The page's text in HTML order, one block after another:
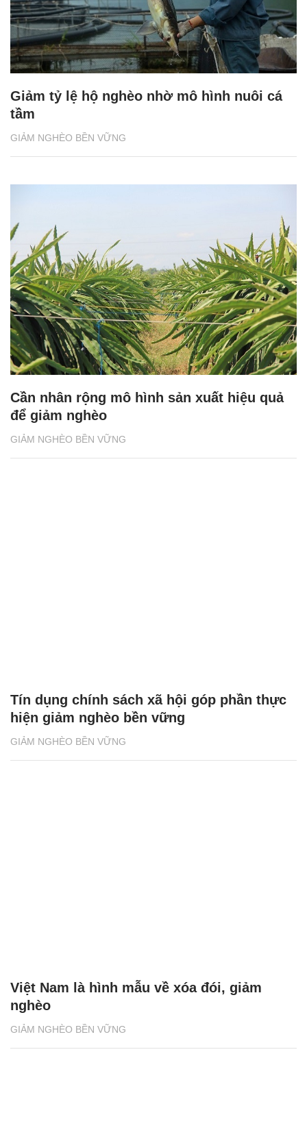
GIẢM NGHÈO BỀN VỮNG
Giảm tỷ lệ hộ nghèo nhờ mô hình nuôi cá
tầm
GIẢM NGHÈO BỀN VỮNG
Cần nhân rộng mô hình sản xuất hiệu quả
để giảm nghèo
GIẢM NGHÈO BỀN VỮNG
Tín dụng chính sách xã hội góp phần thực
hiện giảm nghèo bền vững
GIẢM NGHÈO BỀN VỮNG
Việt Nam là hình mẫu về xóa đói, giảm
nghèo